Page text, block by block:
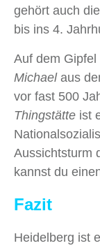
gehört auch die
bis ins 4.
Auf dem
Michaelaus
vor fast 500
Thingstätte ist
Aussichtsturm
kannst du
Fazit
Heidelberg ist